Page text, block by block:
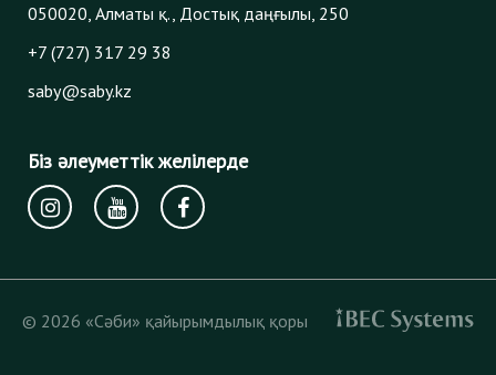
050020, Алматы қ., Достық даңғылы, 250
+7 (727) 317 29 38
saby@saby.kz
Біз әлеуметтік желілерде
© 2026 «Сәби» қайырымдылық қоры